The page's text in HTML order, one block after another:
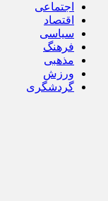
اجتماعی
اقتصاد
سیاسی
فرهنگ
مذهبی
ورزش
گردشگری